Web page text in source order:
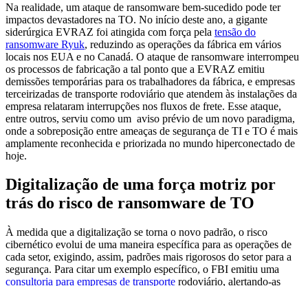
Na realidade, um ataque de ransomware bem-sucedido pode ter
impactos devastadores na TO. No início deste ano, a gigante
siderúrgica EVRAZ foi atingida com força pela tensão do
ransomware Ryuk, reduzindo as operações da fábrica em vários
locais nos EUA e no Canadá. O ataque de ransomware interrompeu
os processos de fabricação a tal ponto que a EVRAZ emitiu
demissões temporárias para os trabalhadores da fábrica, e empresas
terceirizadas de transporte rodoviário que atendem às instalações da
empresa relataram interrupções nos fluxos de frete. Esse ataque,
entre outros, serviu como um aviso prévio de um novo paradigma,
onde a sobreposição entre ameaças de segurança de TI e TO é mais
amplamente reconhecida e priorizada no mundo hiperconectado de
hoje.
Digitalização de uma força motriz por
trás do risco de ransomware de TO
À medida que a digitalização se torna o novo padrão, o risco
cibernético evolui de uma maneira específica para as operações de
cada setor, exigindo, assim, padrões mais rigorosos do setor para a
segurança. Para citar um exemplo específico, o FBI emitiu uma
consultoria para empresas de transporte rodoviário, alertando-as